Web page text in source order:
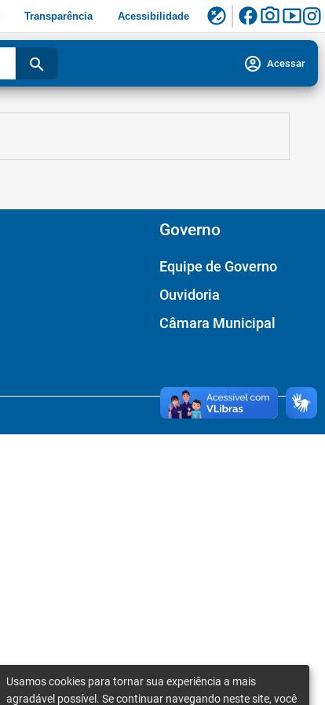
Transparência Acessibilidade flaky facebookphoto_camerasmart_display
search account_circle Acessar
Governo
Equipe de Governo
Ouvidoria
Câmara Municipal
Usamos cookies para tornar sua experiência a mais
agradável possível. Se continuar navegando neste site, você